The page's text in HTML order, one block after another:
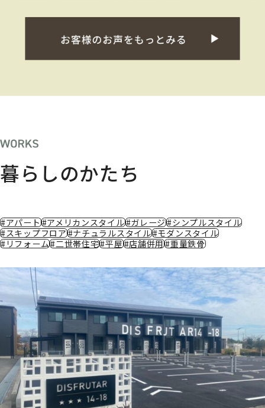
暮らしのかたち
#アパート#アメリカンスタイル#ガレージ#シンプルスタイル
#スキップフロア#ナチュラルスタイル#モダンスタイル
#リフォーム#二世帯住宅#平屋#店舗併用#重量鉄骨